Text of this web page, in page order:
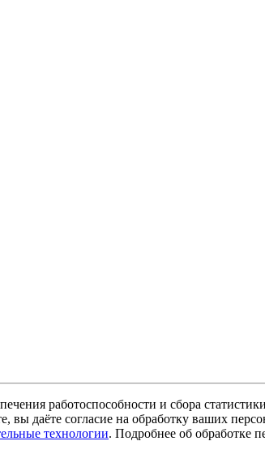
работоспособности и сбора
вы даёте согласие на обработку ваших
технологии. Подробнее об обработке